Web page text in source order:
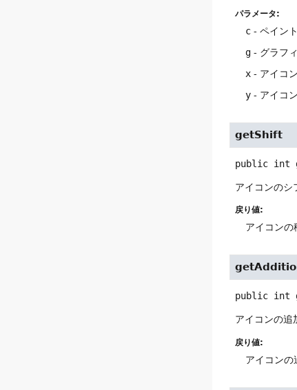
パラメータ:
c - ペイン
g - グラフ
x - アイコ
y - アイコ
getShift
public int
アイコンのシ
戻り値:
アイコンの
public int
アイコンの追
戻り値:
アイコンの